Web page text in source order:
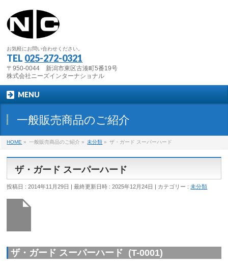
お気軽にお問い合わせください。
TEL 025-272-0321
〒950-0044 新潟市東区古湊町5番19号
株式会社ニーズインターナショナル
MENU
一般販売商品のご紹介
HOME » 一般販売商品のご紹介 » 未分類 » ザ・ガード スーパーハード
ザ・ガード スーパーハード
投稿日 : 2014年11月29日 最終更新日時 : 2025年12月24日 カテゴリー :未分類
ザ・ガード スーパーハード (T-0001)